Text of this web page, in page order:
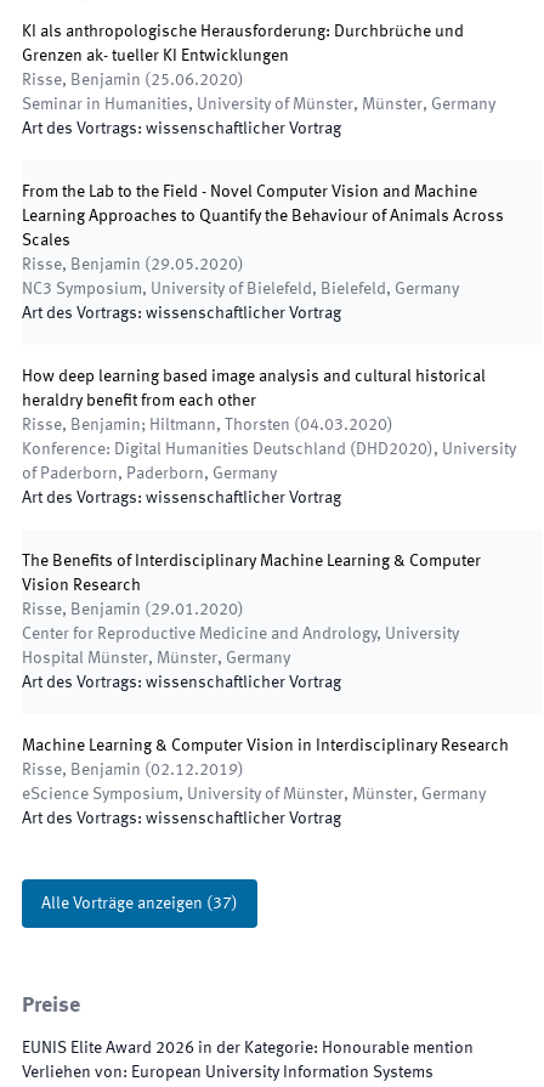
KI als anthropologische Herausforderung: Durchbrüche und
Grenzen ak- tueller KI Entwicklungen
Risse, Benjamin ( 25.06.2020)
Seminar in Humanities, University of Münster, Münster, Germany
Art des Vortrags: wissenschaftlicher Vortrag
From the Lab to the Field - Novel Computer Vision and Machine
Learning Approaches to Quantify the Behaviour of Animals Across
Scales
Risse, Benjamin ( 29.05.2020)
NC3 Symposium, University of Bielefeld, Bielefeld, Germany
Art des Vortrags: wissenschaftlicher Vortrag
How deep learning based image analysis and cultural historical
heraldry benefit from each other
Risse, Benjamin; Hiltmann, Thorsten (04.03.2020)
Konference: Digital Humanities Deutschland (DHD2020), University
of Paderborn, Paderborn, Germany
Art des Vortrags: wissenschaftlicher Vortrag
The Benefits of Interdisciplinary Machine Learning & Computer
Vision Research
Risse, Benjamin ( 29.01.2020)
Center for Reproductive Medicine and Andrology, University
Hospital Münster, Münster, Germany
Art des Vortrags: wissenschaftlicher Vortrag
Machine Learning & Computer Vision in Interdisciplinary Research
Risse, Benjamin (02.12.2019)
eScience Symposium, University of Münster, Münster, Germany
Art des Vortrags: wissenschaftlicher Vortrag
Alle Vorträge anzeigen (37)
Preise
EUNIS Elite Award 2026 in der Kategorie: Honourable mention
Verliehen von: European University Information Systems